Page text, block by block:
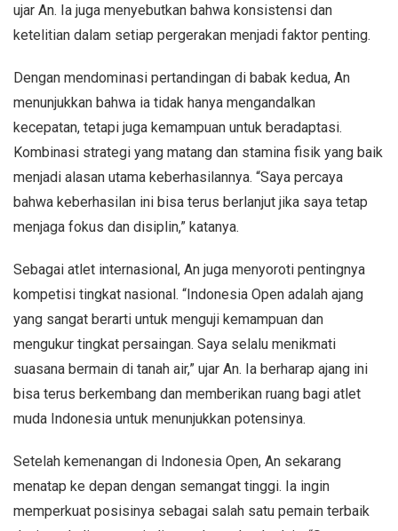
ujar An. Ia juga menyebutkan bahwa konsistensi dan
ketelitian dalam setiap pergerakan menjadi faktor penting.
Dengan mendominasi pertandingan di babak kedua, An
menunjukkan bahwa ia tidak hanya mengandalkan
kecepatan, tetapi juga kemampuan untuk beradaptasi.
Kombinasi strategi yang matang dan stamina fisik yang baik
menjadi alasan utama keberhasilannya. “Saya percaya
bahwa keberhasilan ini bisa terus berlanjut jika saya tetap
menjaga fokus dan disiplin,” katanya.
Sebagai atlet internasional, An juga menyoroti pentingnya
kompetisi tingkat nasional. “Indonesia Open adalah ajang
yang sangat berarti untuk menguji kemampuan dan
mengukur tingkat persaingan. Saya selalu menikmati
suasana bermain di tanah air,” ujar An. Ia berharap ajang ini
bisa terus berkembang dan memberikan ruang bagi atlet
muda Indonesia untuk menunjukkan potensinya.
Setelah kemenangan di Indonesia Open, An sekarang
menatap ke depan dengan semangat tinggi. Ia ingin
memperkuat posisinya sebagai salah satu pemain terbaik